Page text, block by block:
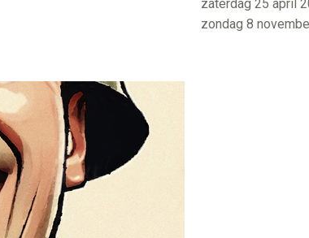
zaterdag 25 april
zondag 8